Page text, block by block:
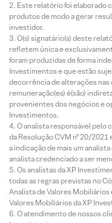
Este relatório foi elaborado
produtos de modo a gerar
investidor.
O(s) signatário(s) deste
refletem única e
foram produzidas de forma
Investimentos e que estão
decorrência de alterações nas
remuneração(es) é(são)
provenientes dos negócios e
Investimentos.
O analista responsável
da Resolução CVM nº 20/
a indicação de mais um
analista credenciado a ser
Os analistas da XP
todas as regras previstas no
Analista de Valores
Valores Mobiliários da XP
O atendimento de nossos